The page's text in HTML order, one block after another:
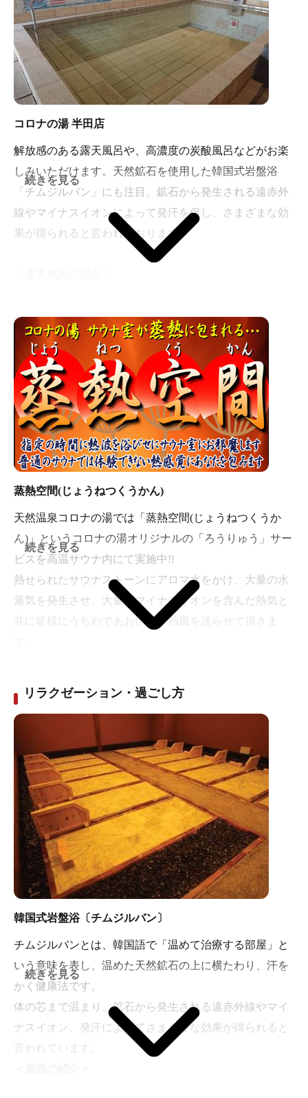
コロナの湯 半田店
解放感のある露天風呂や、高濃度の炭酸風呂などがお楽
しみいただけます。天然鉱石を使用した韓国式岩盤浴
「チムジルバン」にも注目。鉱石から発生される遠赤外
線やマイナスイオンによって発汗を促し、さまざまな効
果が得られると言われております。
〔泉質〕 単純温泉（低張性弱アルカリ性低温泉）
〔適応症〕冷え性・リウマチ・腰痛症・神経痛・肩こ
り・打撲・疲労回復・健康増進など
〔大浴場の紹介〕
■炭酸風呂(天然温泉)
きめ細かい炭酸の泡で血流を促進。美肌効果や保湿効
果も有り美容にも効果的。
す。
■水風呂
サウナで開いた毛穴を冷水で引き締め、サウナとの相
乗効果で血行を促進。
■電気風呂
体に優しい低周波の電流が体に程よい刺激を与え疲れ
大人気のロウリュウを毎日開催。高温の熱波により高
い発汗効果が味わえます。
〔アメニティー〕
ボディソープ・シャンプー・リンス・ドライヤー無料で
ご利用いただけます。
続きを見る
蒸熱空間(じょうねつくうかん)
天然温泉コロナの湯では「蒸熱空間(じょうねつくうか
ん)」というコロナの湯オリジナルの「ろうりゅう」サー
ビスを高温サウナ内にて実施中!!
熱せられたサウナストーンにアロマ水をかけ、大量の水
蒸気を発生させ、大量のマイナスイオンを含んだ熱気と
共に皆様にうちわであおいで、熱風を送らせて頂きま
発汗作用を与えることが出来ます。
リラックス効果も期待でき、一日の疲れをとってくれる
こと間違いありません!! ぜひお試しくださいませ♪
※開催日時は不定期となりますので、店舗までご連絡下
さい。
続きを見る
リラクゼーション・過ごし方
韓国式岩盤浴〔チムジルバン〕
チムジルバンとは、韓国語で「温めて治療する部屋」と
いう意味を表し、温めた天然鉱石の上に横たわり、汗を
かく健康法です。
体の芯まで温まり、鉱石から発生される遠赤外線やマイ
ナスイオン、発汗によってさまざまな効果が得られると
言われています。
続きを見る